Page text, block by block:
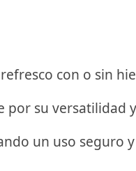
con o sin
por su versatilidad
un uso seguro